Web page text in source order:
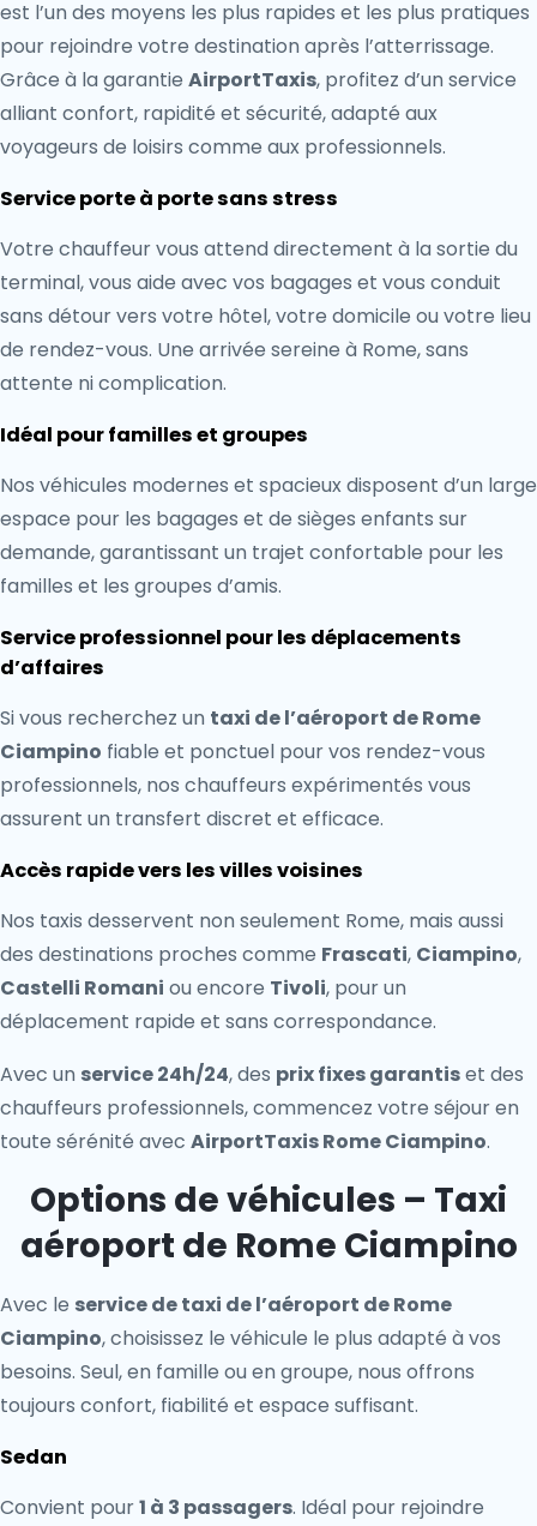
est l’un des moyens les plus rapides et les plus pratiques
pour rejoindre votre destination après l’atterrissage.
Grâce à la garantie AirportTaxis, profitez d’un service
alliant confort, rapidité et sécurité, adapté aux
voyageurs de loisirs comme aux professionnels.
Service porte à porte sans stress
Votre chauffeur vous attend directement à la sortie du
terminal, vous aide avec vos bagages et vous conduit
sans détour vers votre hôtel, votre domicile ou votre lieu
de rendez-vous. Une arrivée sereine à Rome, sans
attente ni complication.
Idéal pour familles et groupes
Nos véhicules modernes et spacieux disposent d’un large
espace pour les bagages et de sièges enfants sur
demande, garantissant un trajet confortable pour les
familles et les groupes d’amis.
Service professionnel pour les déplacements
d’affaires
Si vous recherchez un taxi de l’aéroport de Rome
Ciampino fiable et ponctuel pour vos rendez-vous
professionnels, nos chauffeurs expérimentés vous
assurent un transfert discret et efficace.
Accès rapide vers les villes voisines
Nos taxis desservent non seulement Rome, mais aussi
des destinations proches comme Frascati, Ciampino,
Castelli Romani ou encore Tivoli, pour un
déplacement rapide et sans correspondance.
Avec un service 24h/24, des prix fixes garantiset des
chauffeurs professionnels, commencez votre séjour en
toute sérénité avec AirportTaxis Rome Ciampino.
Options de véhicules – Taxi
aéroport de Rome Ciampino
Avec le service de taxi de l’aéroport de Rome
Ciampino, choisissez le véhicule le plus adapté à vos
besoins. Seul, en famille ou en groupe, nous offrons
toujours confort, fiabilité et espace suffisant.
Sedan
Convient pour1 à 3 passagers. Idéal pour rejoindre